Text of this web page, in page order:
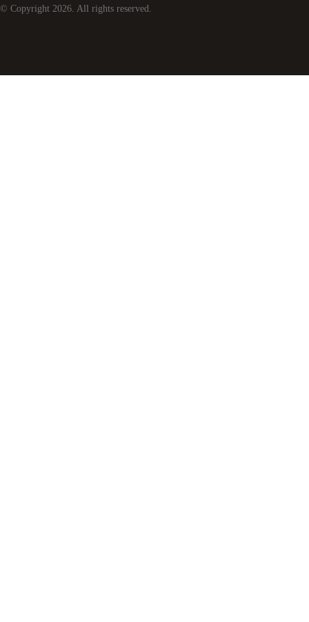
© Copyright 2026 . All rights reserved.